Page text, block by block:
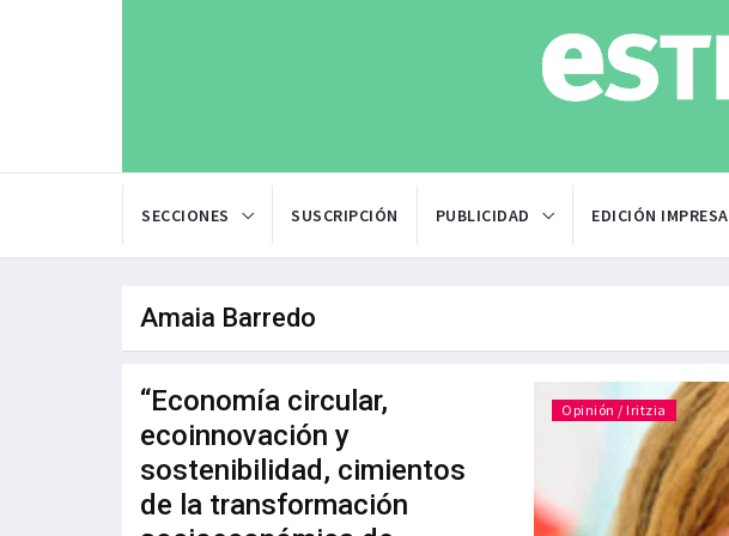
SECCIONES SUSCRIPCIÓN PUBLICIDAD EDICIÓN IMPRESA
Amaia Barredo
“Economía circular,
ecoinnovación y
sostenibilidad, cimientos
de la transformación
Opinión / Iritzia